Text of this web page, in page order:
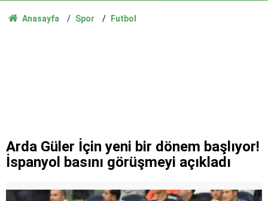
7 gün 7 gece hiç durmadan döndüler
tutuklandı
Anasayfa Spor Futbol
Arda Güler İçin yeni bir dönem başlıyor!
İspanyol basını görüşmeyi açıkladı